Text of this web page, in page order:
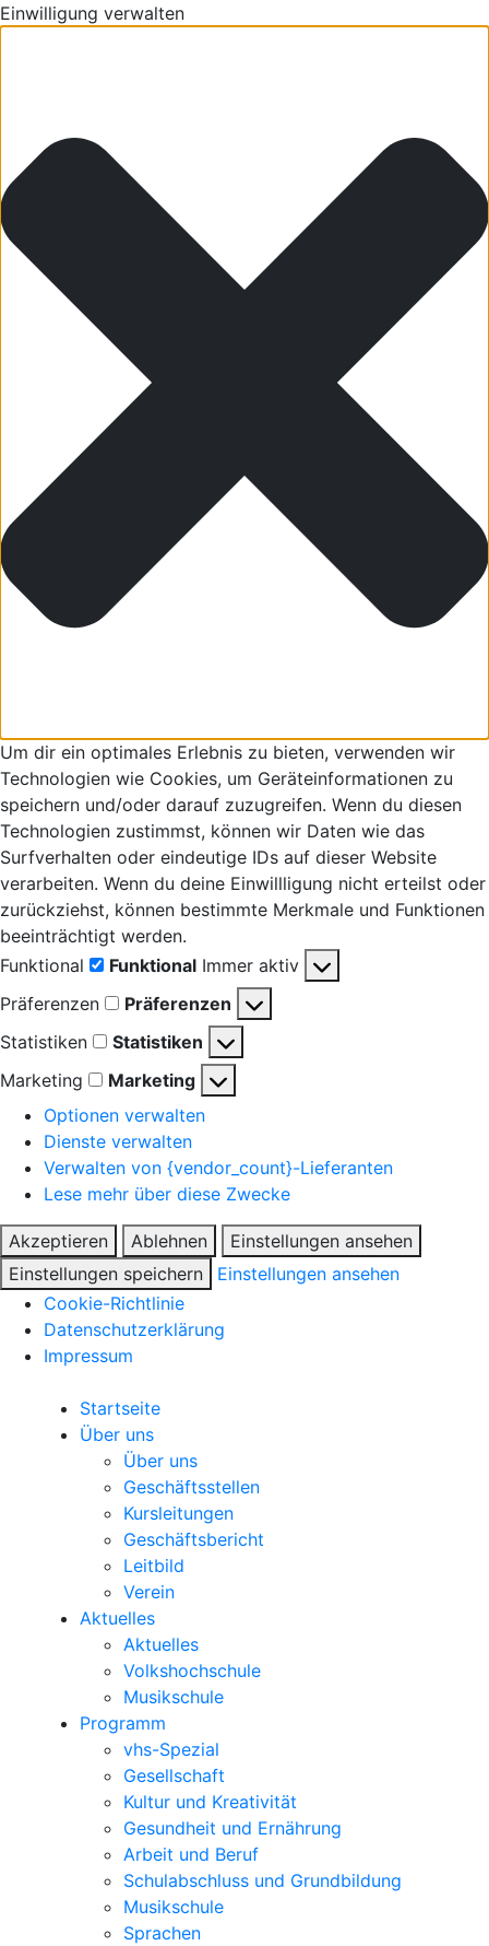
Einwilligung verwalten
Um dir ein optimales Erlebnis zu bieten, verwenden wir
Technologien wie Cookies, um Geräteinformationen zu
speichern und/oder darauf zuzugreifen. Wenn du diesen
Technologien zustimmst, können wir Daten wie das
Surfverhalten oder eindeutige IDs auf dieser Website
verarbeiten. Wenn du deine Einwillligung nicht erteilst oder
zurückziehst, können bestimmte Merkmale und Funktionen
beeinträchtigt werden.
Funktional
Funktional Immer aktiv
Präferenzen
Präferenzen
Statistiken
Statistiken
Marketing
Marketing
Optionen verwalten
Dienste verwalten
Verwalten von {vendor_count}-Lieferanten
Lese mehr über diese Zwecke
Akzeptieren Ablehnen
Einstellungen ansehen
Einstellungen speichern
Einstellungen ansehen
Cookie-Richtlinie
Datenschutzerklärung
Impressum
Startseite
Über uns
Über uns
Geschäftsstellen
Kursleitungen
Geschäftsbericht
Leitbild
Verein
Aktuelles
Aktuelles
Volkshochschule
Musikschule
Programm
vhs-Spezial
Gesellschaft
Kultur und Kreativität
Gesundheit und Ernährung
Arbeit und Beruf
Schulabschluss und Grundbildung
Musikschule
Sprachen